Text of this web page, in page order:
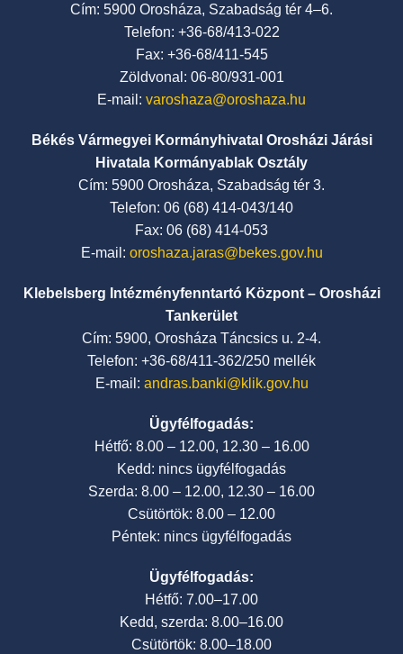
Cím: 5900 Orosháza, Szabadság tér 4–6.
Telefon: +36-68/413-022
Fax: +36-68/411-545
Zöldvonal: 06-80/931-001
E-mail: varoshaza@oroshaza.hu
Békés Vármegyei Kormányhivatal Orosházi Járási
Hivatala Kormányablak Osztály
Cím: 5900 Orosháza, Szabadság tér 3.
Telefon: 06 (68) 414-043/140
Fax: 06 (68) 414-053
E-mail: oroshaza.jaras@bekes.gov.hu
Klebelsberg Intézményfenntartó Központ – Orosházi
Tankerület
Cím: 5900, Orosháza Táncsics u. 2-4.
Telefon: +36-68/411-362/250 mellék
E-mail: andras.banki@klik.gov.hu
Ügyfélfogadás:
Hétfő: 8.00 – 12.00, 12.30 – 16.00
Kedd: nincs ügyfélfogadás
Szerda: 8.00 – 12.00, 12.30 – 16.00
Csütörtök: 8.00 – 12.00
Péntek: nincs ügyfélfogadás
Ügyfélfogadás:
Hétfő: 7.00–17.00
Kedd, szerda: 8.00–16.00
Csütörtök: 8.00–18.00